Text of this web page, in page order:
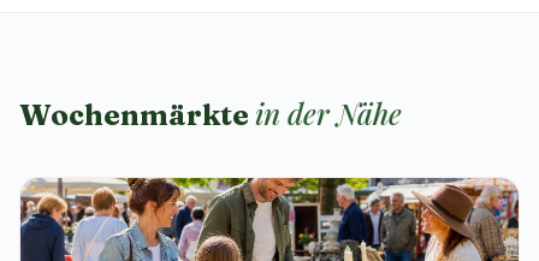
Wochenmärkte in der Nähe